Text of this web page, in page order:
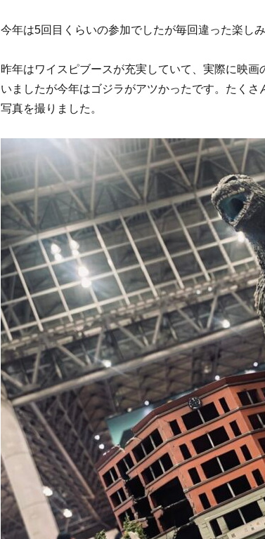
今年は5回目くらいの参加でしたが毎回違った楽しみ
昨年はワイスピブースが充実していて、実際に映
いましたが今年はゴジラがアツかったです。たく
写真を撮りました。